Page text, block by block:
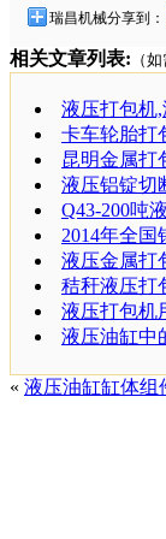
瑞昌机械分享到：
相关文章列表: （
液压打包机
卡车轮胎打
昆明金属打
液压铝锭切
Q43-200吨
2014年全国
液压金属打
秸秆液压打
液压打包机
液压油缸中
« 液压油缸缸体组